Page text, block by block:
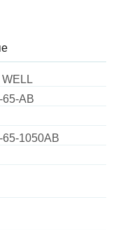
WELL
65-AB
65-1050AB